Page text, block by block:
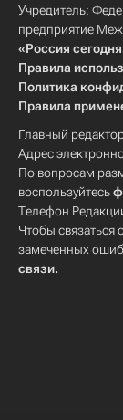
Учредитель:
предприятие
«Россия
Правила
Политика
Правила
Главный
Адрес
По вопросам
воспользуйтесь
Телефон
Чтобы связаться
замеченных
связи.